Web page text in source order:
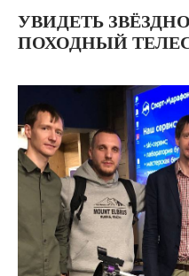
УВИДЕТЬ
ПОХОДНЫЙ